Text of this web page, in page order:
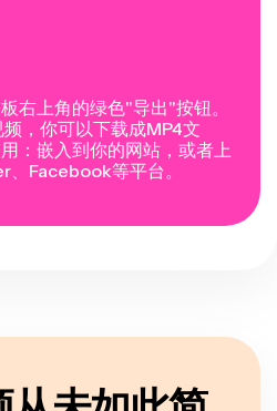
右上角的绿色"导出"按钮。
，你可以下载成MP4文
：嵌入到你的网站，或者上
Facebook等平台。